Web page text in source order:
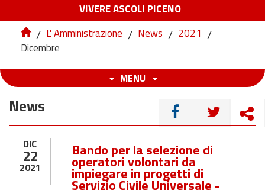
VIVERE ASCOLI PICENO
/ L' Amministrazione / News / 2021 /
Dicembre
MENU
CONDIVIDI
News
DIC
22
2021
Bando per la selezione di
operatori volontari da
impiegare in progetti di
Servizio Civile Universale -